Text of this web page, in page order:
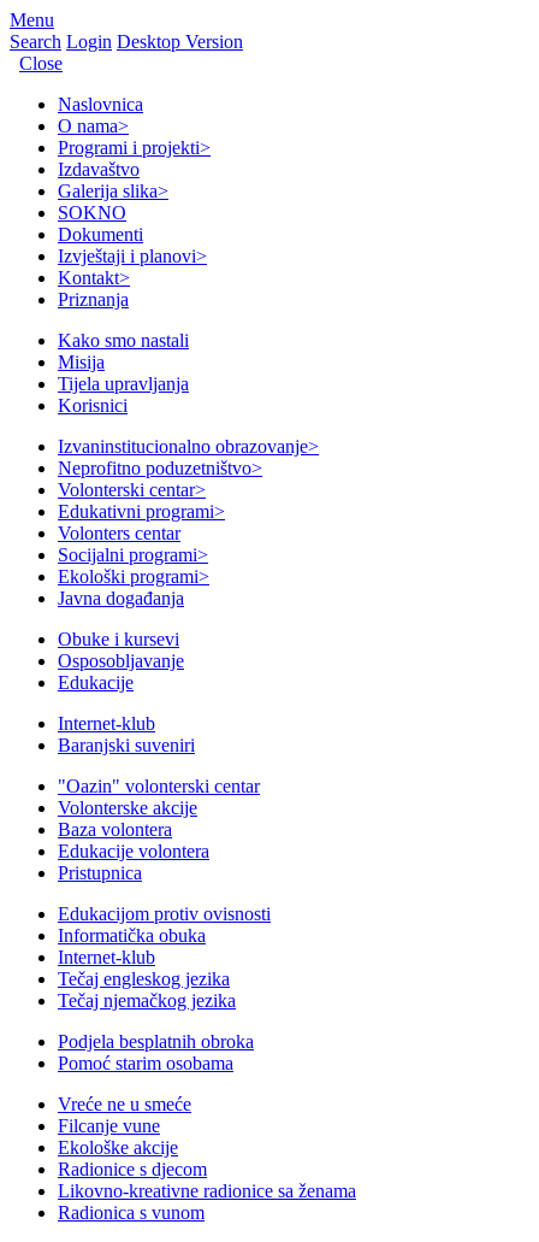
Menu
Search Login Desktop Version
Close
Naslovnica
O nama>
Programi i projekti>
Izdavaštvo
Galerija slika>
SOKNO
Dokumenti
Izvještaji i planovi>
Kontakt>
Priznanja
Kako smo nastali
Misija
Tijela upravljanja
Korisnici
Izvaninstitucionalno obrazovanje>
Neprofitno poduzetništvo>
Volonterski centar>
Edukativni programi>
Volonters centar
Socijalni programi>
Ekološki programi>
Javna događanja
Obuke i kursevi
Osposobljavanje
Edukacije
Internet-klub
Baranjski suveniri
"Oazin" volonterski centar
Volonterske akcije
Baza volontera
Edukacije volontera
Pristupnica
Edukacijom protiv ovisnosti
Informatička obuka
Internet-klub
Tečaj engleskog jezika
Tečaj njemačkog jezika
Podjela besplatnih obroka
Pomoć starim osobama
Vreće ne u smeće
Filcanje vune
Ekološke akcije
Radionice s djecom
Likovno-kreativne radionice sa ženama
Radionica s vunom